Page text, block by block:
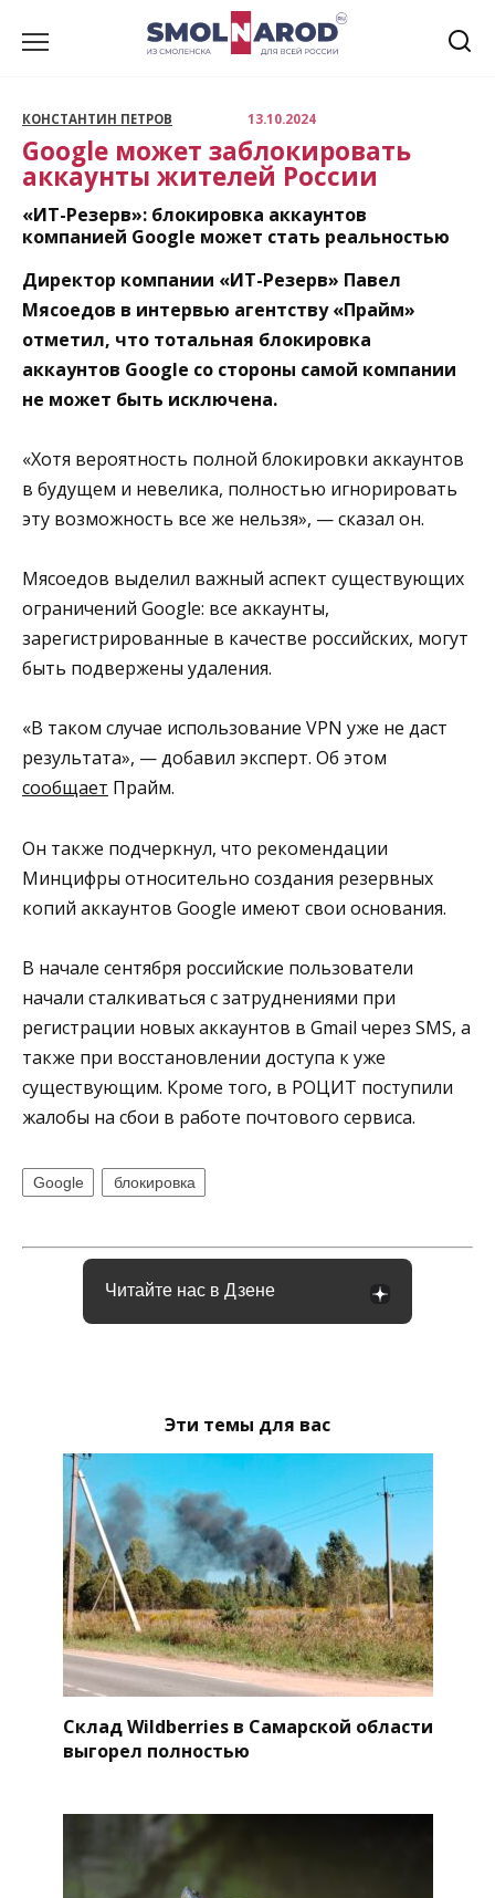
КОНСТАНТИН ПЕТРОВ 13.10.2024
Google может заблокировать
аккаунты жителей России
«ИТ-Резерв»: блокировка аккаунтов
компанией Google может стать реальностью
Директор компании «ИТ-Резерв» Павел
Мясоедов в интервью агентству «Прайм»
отметил, что тотальная блокировка
аккаунтов Google со стороны самой компании
не может быть исключена.
«Хотя вероятность полной блокировки аккаунтов
в будущем и невелика, полностью игнорировать
эту возможность все же нельзя», — сказал он.
Мясоедов выделил важный аспект существующих
ограничений Google: все аккаунты,
зарегистрированные в качестве российских, могут
быть подвержены удаления.
«В таком случае использование VPN уже не даст
результата», — добавил эксперт. Об этом
сообщает Прайм.
Он также подчеркнул, что рекомендации
Минцифры относительно создания резервных
копий аккаунтов Google имеют свои основания.
В начале сентября российские пользователи
начали сталкиваться с затруднениями при
регистрации новых аккаунтов в Gmail через SMS, а
также при восстановлении доступа к уже
существующим. Кроме того, в РОЦИТ поступили
жалобы на сбои в работе почтового сервиса.
Google блокировка
Читайте нас в Дзене
Эти темы для вас
Склад Wildberries в Самарской области
выгорел полностью